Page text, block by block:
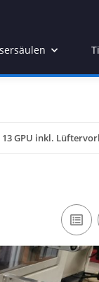
GPU inkl.